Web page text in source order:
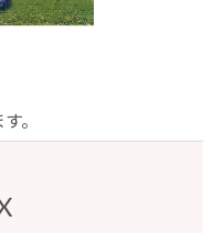
。